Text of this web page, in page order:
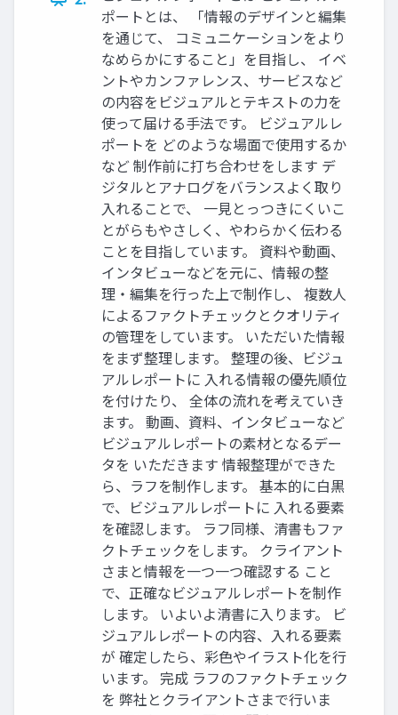
ポートとは、 「情報のデザインと編集
を通じて、 コミュニケーションをより
なめらかにすること」を目指し、 イベ
ントやカンファレンス、サービスなど
の内容をビジュアルとテキストの力を
使って届ける手法です。 ビジュアルレ
ポートを どのような場面で使用するか
など 制作前に打ち合わせをします デ
ジタルとアナログをバランスよく取り
入れることで、 一見とっつきにくいこ
とがらもやさしく、やわらかく伝わる
ことを目指しています。 資料や動画、
インタビューなどを元に、情報の整
理・編集を行った上で制作し、 複数人
によるファクトチェックとクオリティ
の管理をしています。 いただいた情報
をまず整理します。 整理の後、ビジュ
アルレポートに 入れる情報の優先順位
を付けたり、 全体の流れを考えていき
ます。 動画、資料、インタビューなど
ビジュアルレポートの素材となるデー
タを いただきます 情報整理ができた
ら、ラフを制作します。 基本的に白黒
で、ビジュアルレポートに 入れる要素
を確認します。 ラフ同様、清書もファ
クトチェックをします。 クライアント
さまと情報を一つ一つ確認する こと
で、正確なビジュアルレポートを制作
します。 いよいよ清書に入ります。 ビ
ジュアルレポートの内容、入れる要素
が 確定したら、彩色やイラスト化を行
います。 完成 ラフのファクトチェック
を 弊社とクライアントさまで行いま